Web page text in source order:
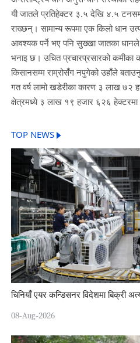
यी जातले प्रतिहेक्टर ३.५ देखि ४.५
राख्छन्। सामान्य रूपमा एक किलो धान
आवश्यक पर्ने भए पनि सुख्खा जातका धानले
भनाइ छ। उचित प्रचारप्रसारको कमीका
किसानसम्म राम्रोसँग नपुगेको उहाँले
गत वर्ष लामो खडेरीका कारण ३ लाख ७२
क्षेत्रमध्ये ३ लाख १९ हजार ६२६ हेक्टरमा
TOP NEWS
चिनियाँ एयर कन्डिसनर विदेशमा बिक्री
08-Aug-2026